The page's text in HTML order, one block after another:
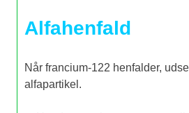
Alfahenfald
Når francium-122 henfalder,
alfapartikel.